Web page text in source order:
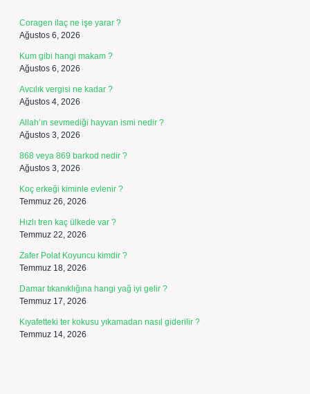
Coragen ilaç ne işe yarar ?
Ağustos 6, 2026
Kum gibi hangi makam ?
Ağustos 6, 2026
Avcılık vergisi ne kadar ?
Ağustos 4, 2026
Allah’ın sevmediği hayvan ismi nedir ?
Ağustos 3, 2026
868 veya 869 barkod nedir ?
Ağustos 3, 2026
Koç erkeği kiminle evlenir ?
Temmuz 26, 2026
Hızlı tren kaç ülkede var ?
Temmuz 22, 2026
Zafer Polat Koyuncu kimdir ?
Temmuz 18, 2026
Damar tıkanıklığına hangi yağ iyi gelir ?
Temmuz 17, 2026
Kıyafetteki ter kokusu yıkamadan nasıl giderilir ?
Temmuz 14, 2026